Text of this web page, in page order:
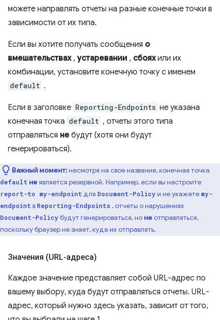
можете направлять отчеты на разные конечные точки в
зависимости от их типа.
Если вы хотите получать сообщения о
вмешательствах, устаревании , сбояхили их
комбинации, установите конечную точку с именем
default .
Если в заголовке Reporting-Endpoints не указана
конечная точка default , отчеты этого типа
отправляться не будут (хотя они будут
генерироваться).
Важный момент:несмотря на свое название, конечная точка
default неявляется резервной. Например, если вы настроите
report-to my-endpoint для Document-Policyи не укажете my-
endpoint в Reporting-Endpoints , отчеты о нарушениях
Document-Policyбудут генерироваться, но неотправляться,
поскольку браузер не знает, куда их отправлять.
Значения (URL-адреса)
Каждое значение представляет собой URL-адрес по
вашему выбору, куда будут отправляться отчеты. URL-
адрес, который нужно здесь указать, зависит от того,